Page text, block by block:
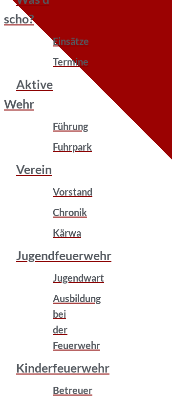
scho?
Einsätze
Termine
Aktive
Wehr
Führung
Fuhrpark
Verein
Vorstand
Chronik
Kärwa
Jugendfeuerwehr
Jugendwart
Ausbildung
bei
der
Feuerwehr
Kinderfeuerwehr
Betreuer